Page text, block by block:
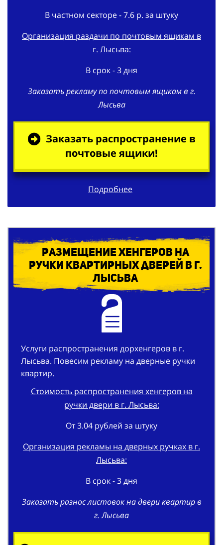
В частном секторе - 7.6 р. за штуку
Организация раздачи по почтовым ящикам в
г. Лысьва:
В срок - 3 дня
Заказать рекламу по почтовым ящикам в г.
Лысьва
Заказать распространение в
почтовые ящики!
Подробнее
Размещение хенгеров на
ручки квартирных дверей в г.
Лысьва
Услуги распространения дорхенгеров в г.
Лысьва. Повесим рекламу на дверные ручки
квартир.
Стоимость распространения хенгеров на
ручки двери в г. Лысьва:
От 3.04 рублей за штуку
Организация рекламы на дверных ручках в г.
Лысьва:
В срок - 3 дня
Заказать разнос листовок на двери квартир в
г. Лысьва